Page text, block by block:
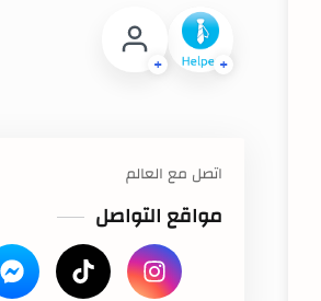
اتصل مع العالم
مواقع التواصل